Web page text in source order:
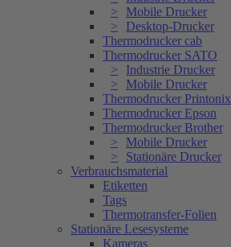
Mobile Drucker
Desktop-Drucker
Thermodrucker cab
Thermodrucker SATO
Industrie Drucker
Mobile Drucker
Thermodrucker Printonix
Thermodrucker Epson
Thermodrucker Brother
Mobile Drucker
Stationäre Drucker
Verbrauchsmaterial
Etiketten
Tags
Thermotransfer-Folien
Stationäre Lesesysteme
Kameras